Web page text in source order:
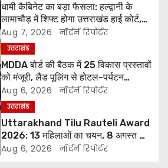
धामी कैबिनेट का बड़ा फैसला: हल्द्वानी के
लामाचौड़ में शिफ्ट होगा उत्तराखंड हाई कोर्ट,
अन्य महत्वपूर्ण फैसले
Aug 7, 2026 नॉर्दर्न रिपोर्टर
उत्तराखंड
MDDA बोर्ड की बैठक में 25 विकास प्रस्तावों
को मंजूरी, लैंड पूलिंग से होटल-पर्यटन
परियोजनाओं को मिलेगी रफ्तार
Aug 6, 2026 नॉर्दर्न रिपोर्टर
उत्तराखंड
Uttarakhand Tilu Rauteli Award
2026: 13 महिलाओं का चयन, 8 अगस्त को
सीएम धामी करेंगे सम्मानित
Aug 6, 2026 नॉर्दर्न रिपोर्टर